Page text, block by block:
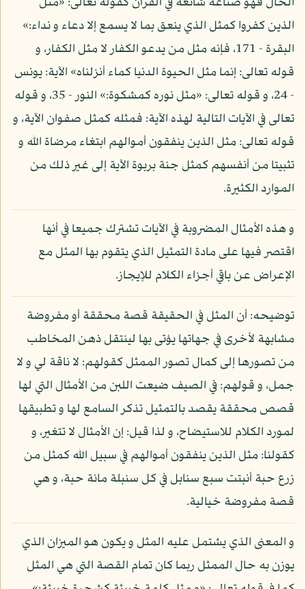
الذين كفروا كمثل الذي ينعق بما لا يسمع إلا دعاء و نداء:»
البقرة - 171، فإنه مثل من يدعو الكفار لا مثل الكفار، و
قوله تعالى: إنما مثل الحيوة الدنيا كماء أنزلناه» الآية: يونس
- 24، و قوله تعالى: «مثل نوره كمشكوة:» النور - 35، و قوله
تعالى في الآيات التالية لهذه الآية: فمثله كمثل صفوان الآية، و
قوله تعالى: مثل الذين ينفقون أموالهم ابتغاء مرضاة الله و
تثبيتا من أنفسهم كمثل جنة بربوة الآية إلى غير ذلك من
الموارد الكثيرة.
و هذه الأمثال المضروبة في الآيات تشترك جميعا في أنها
اقتصر فيها على مادة التمثيل الذي يتقوم بها المثل مع
الإعراض عن باقي أجزاء الكلام للإيجاز.
توضيحه: أن المثل في الحقيقة قصة محققة أو مفروضة
مشابهة لأخرى في جهاتها يؤتى بها لينتقل ذهن المخاطب
من تصورها إلى كمال تصور الممثل كقولهم: لا ناقة لي و لا
جمل، و قولهم: في الصيف ضيعت اللبن من الأمثال التي لها
قصص محققة يقصد بالتمثيل تذكر السامع لها و تطبيقها
لمورد الكلام للاستيضاح، و لذا قيل: إن الأمثال لا تتغير، و
كقولنا: مثل الذين ينفقون أموالهم في سبيل الله كمثل من
زرع حبة أنبتت سبع سنابل في كل سنبلة مائة حبة، و هي
قصة مفروضة خيالية.
و المعنى الذي يشتمل عليه المثل و يكون هو الميزان الذي
يوزن به حال الممثل ربما كان تمام القصة التي هي المثل